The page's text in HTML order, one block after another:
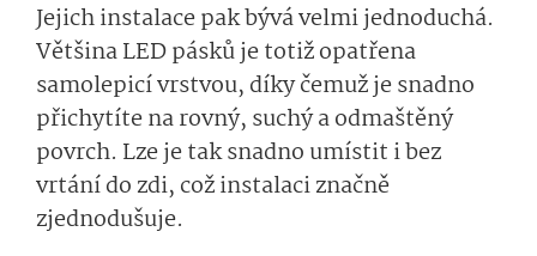
Jejich instalace pak bývá velmi jednoduchá.
Většina LED pásků je totiž opatřena
samolepicí vrstvou, díky čemuž je snadno
přichytíte na rovný, suchý a odmaštěný
povrch. Lze je tak snadno umístit i bez
vrtání do zdi, což instalaci značně
zjednodušuje.